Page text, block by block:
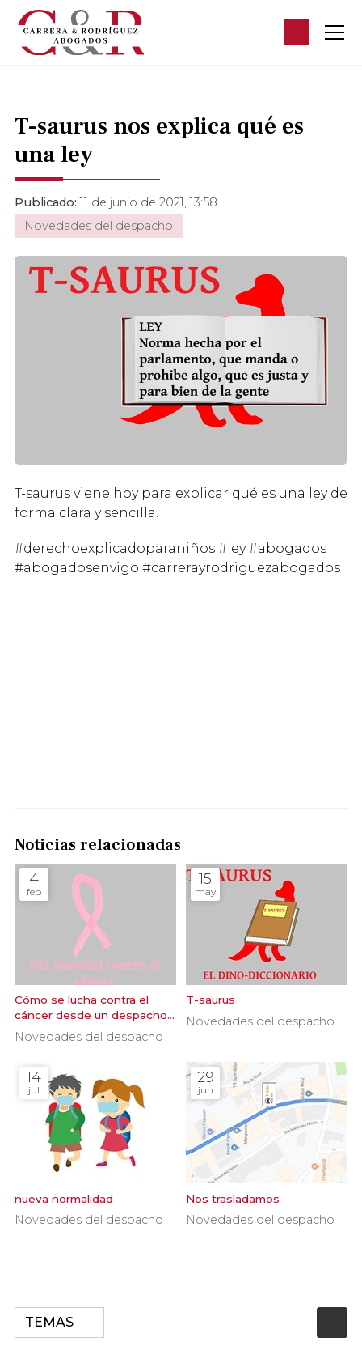
T-saurus nos explica qué es
una ley
Publicado: 11 de junio de 2021, 13:58
Novedades del despacho
TEMAS
T-saurus viene hoy para explicar qué es una ley de
forma clara y sencilla.
#derechoexplicadoparaniños #ley #abogados
#abogadosenvigo #carrerayrodriguezabogados
Noticias relacionadas
4
feb
Cómo se lucha contra el
cáncer desde un despacho
de abogados
Novedades del despacho
15
may
T-saurus
Novedades del despacho
14
jul
nueva normalidad
Novedades del despacho
29
jun
Nos trasladamos
Novedades del despacho